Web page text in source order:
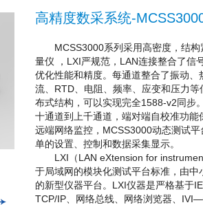
高精度数采系统-
MCSS3000系列采用高密度，结构
量仪 ，LXI严规范，LAN连接整合了信
优化性能和精度。每通道整合了振动、
流、RTD、电阻、频率、应变和压力等
布式结构，可以实现完全1588-v2同步
十通道到上千通道，端对端自校准功能
远端网络监控，MCSS3000动态测试
单的设置、控制和数据采集显示。
LXI（LAN eXtension for
于局域网的模块化测试平台标准，由中
的新型仪器平台。LXI仪器是严格基于
TCP/IP、网络总线、网络浏览器、